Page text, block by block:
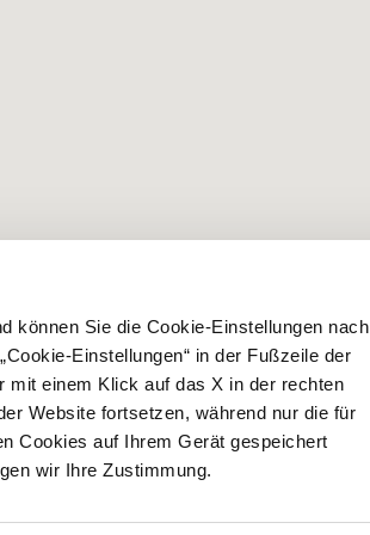
können Sie die Cookie-Einstellungen nach
Einstellungen“ in der Fußzeile der
mit einem Klick auf das X in der rechten
Website fortsetzen, während nur die für
Cookies auf Ihrem Gerät gespeichert
wir Ihre Zustimmung.